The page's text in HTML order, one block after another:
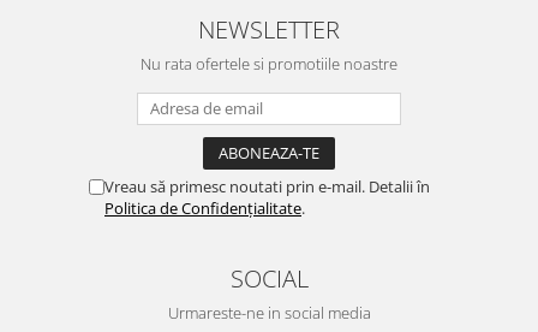
NEWSLETTER
Nu rata ofertele si promotiile noastre
Vreau să primesc noutati prin e-mail. Detalii în
Politica de Confidențialitate.
SOCIAL
Urmareste-ne in social media